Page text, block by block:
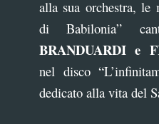
alla sua orchestra, le
di Babilonia”
BRANDUARDI e
nel disco
dedicato alla vita del